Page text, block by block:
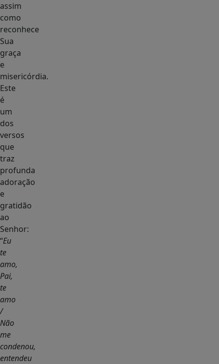
assim
como
reconhece
Sua
graça
e
misericórdia.
Este
é
um
dos
versos
que
traz
profunda
adoração
e
gratidão
ao
Senhor:
“Eu
te
amo,
Pai,
te
amo
/
Não
me
condenou,
entendeu